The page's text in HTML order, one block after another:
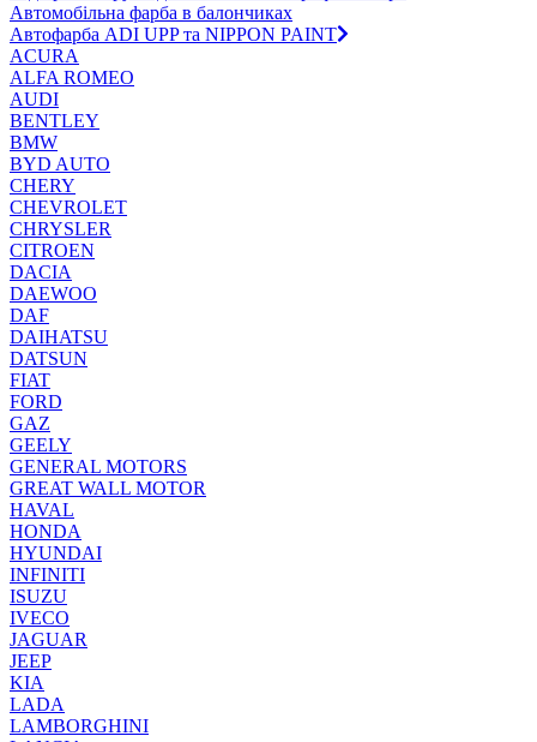
Автомобільна фарба в балончиках
Автофарба ADI UPP та NIPPON PAINT
ACURA
ALFA ROMEO
AUDI
BENTLEY
BMW
BYD AUTO
CHERY
CHEVROLET
CHRYSLER
CITROEN
DACIA
DAEWOO
DAF
DAIHATSU
DATSUN
FIAT
FORD
GAZ
GEELY
GENERAL MOTORS
GREAT WALL MOTOR
HAVAL
HONDA
HYUNDAI
INFINITI
ISUZU
IVECO
JAGUAR
JEEP
KIA
LADA
LAMBORGHINI